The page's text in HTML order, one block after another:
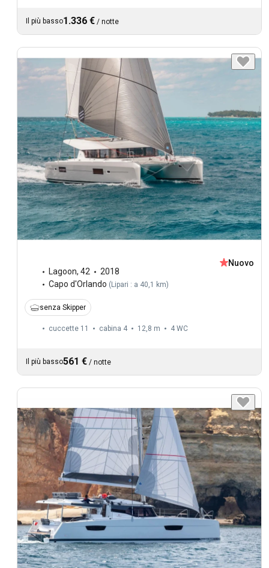
Il più basso1.336 € / notte
Lagoon, 42
2018
Capo d'Orlando ( Lipari : a 40,1 km)
Nuovo
senza Skipper
cuccette 11 cabina 4 12,8 m 4 WC
Il più basso561 € / notte